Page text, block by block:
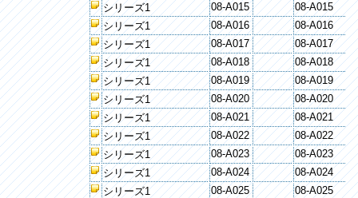
シリーズ1
08-A015
08-A015
シリーズ1
08-A016
08-A016
シリーズ1
08-A017
08-A017
シリーズ1
08-A018
08-A018
シリーズ1
08-A019
08-A019
シリーズ1
08-A020
08-A020
シリーズ1
08-A021
08-A021
シリーズ1
08-A022
08-A022
シリーズ1
08-A023
08-A023
シリーズ1
08-A024
08-A024
シリーズ1
08-A025
08-A025